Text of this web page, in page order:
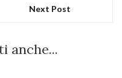
Next Post
anche...